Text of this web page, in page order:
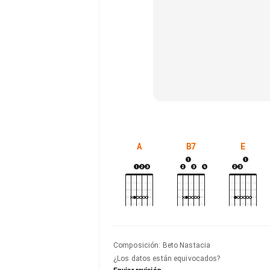
A B7 E
Composición: Beto Nastacia
¿Los datos están equivocados?